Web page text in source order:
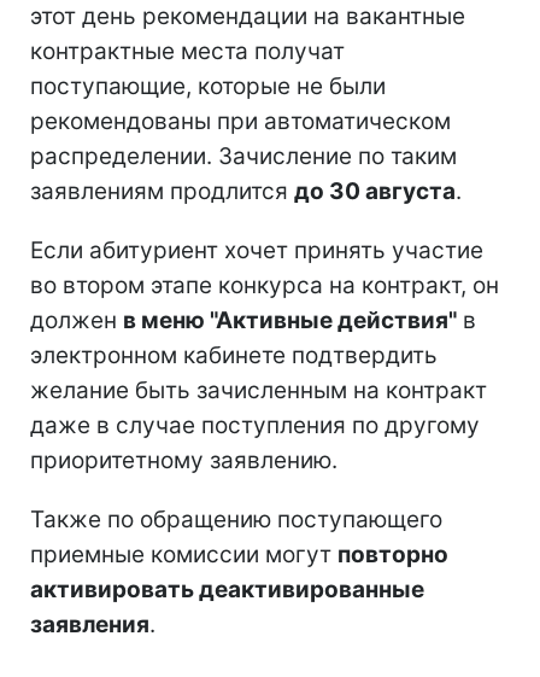
этот день рекомендации на вакантные
контрактные места получат
поступающие, которые не были
рекомендованы при автоматическом
распределении. Зачисление по таким
заявлениям продлится до 30 августа.
Если абитуриент хочет принять участие
во втором этапе конкурса на контракт, он
должен в меню "Активные действия" в
электронном кабинете подтвердить
желание быть зачисленным на контракт
даже в случае поступления по другому
приоритетному заявлению.
Также по обращению поступающего
приемные комиссии могут повторно
активировать деактивированные
заявления.